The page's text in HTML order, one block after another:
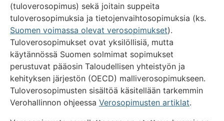
(tuloverosopimus) sekä joitain suppeita
tuloverosopimuksia ja tietojenvaihtosopimuksia (ks.
Suomen voimassa olevat verosopimukset).
Tuloverosopimukset ovat yksilöllisiä, mutta
käytännössä Suomen solmimat sopimukset
perustuvat pääosin Taloudellisen yhteistyön ja
kehityksen järjestön (OECD) malliverosopimukseen.
Tuloverosopimusten sisältöä käsitellään tarkemmin
Verohallinnon ohjeessa Verosopimusten artiklat.